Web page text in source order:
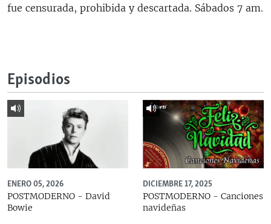
DESINFORMACIÓN RUSA EN AMÉRICA LATINA
fue censurada, prohibida y descartada. Sábados 7 am.
Episodios
ENERO 05, 2026
POSTMODERNO - David
Bowie
DICIEMBRE 17, 2025
POSTMODERNO - Canciones
navideñas